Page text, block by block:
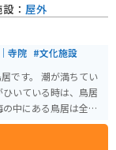
寺院 #文化施設
です。 潮が満ちてい
いている時は、鳥居
中にある鳥居は全部
ています。
： 屋外